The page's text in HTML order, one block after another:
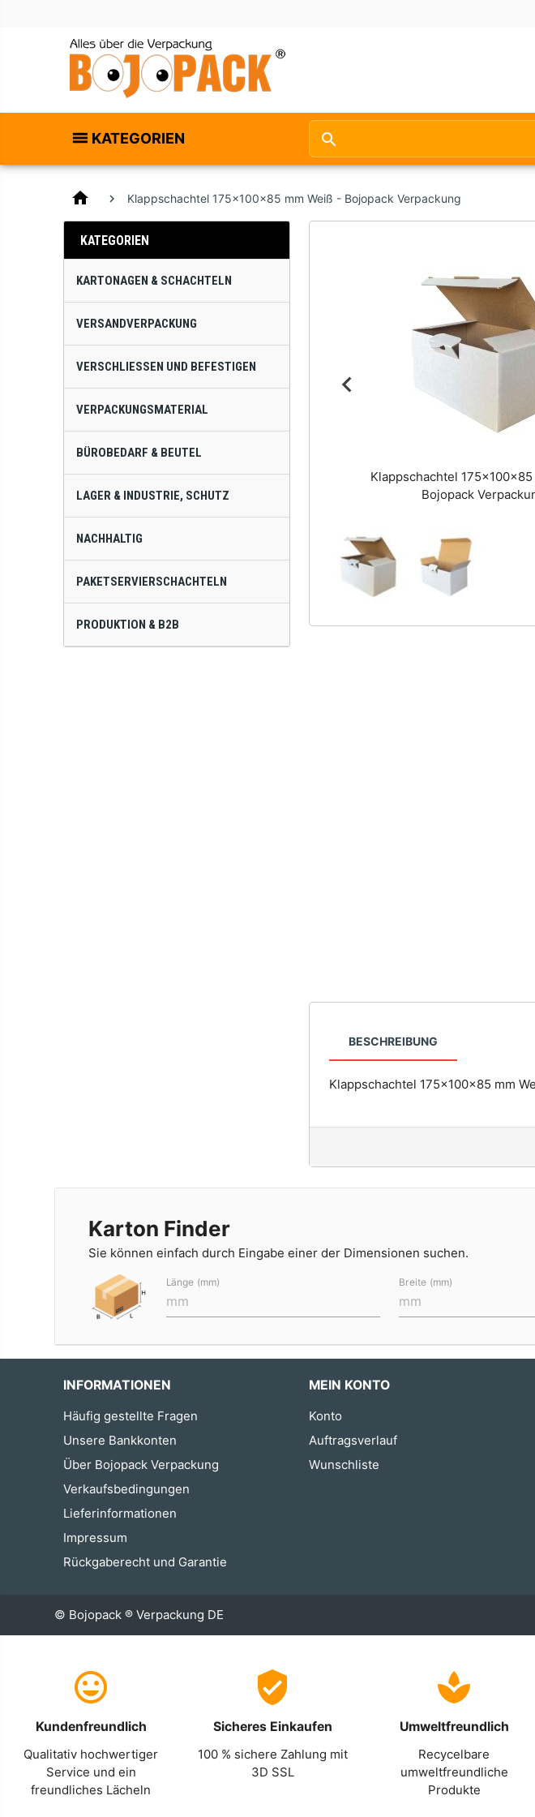
KATEGORIEN
home Klappschachtel 175x100x85 mm Weiß - Bojopack Verpackung
KATEGORIEN
KARTONAGEN & SCHACHTELN
VERSANDVERPACKUNG
VERSCHLIESSEN UND BEFESTIGEN
VERPACKUNGSMATERIAL
BÜROBEDARF & BEUTEL
LAGER & INDUSTRIE, SCHUTZ
NACHHALTIG
PAKETSERVIERSCHACHTELN
PRODUKTION & B2B
Klappschachtel
Bojopack
BESCHREIBUNG
Klappschachtel 175x100x85 mm
Karton Finder
Sie können einfach durch Eingabe einer der Dimensionen suchen.
Länge (mm) Breite (mm)
INFORMATIONEN
Häufig gestellte Fragen
Unsere Bankkonten
Über Bojopack Verpackung
Verkaufsbedingungen
Lieferinformationen
Impressum
Rückgaberecht und Garantie
MEIN KONTO
Konto
Auftragsverlauf
Wunschliste
© Bojopack ® Verpackung DE
Kundenfreundlich
Qualitativ hochwertiger
Service und ein
freundliches Lächeln
Sicheres Einkaufen
100 % sichere Zahlung mit
3D SSL
Umweltfreundlich
Recycelbare
umweltfreundliche
Produkte